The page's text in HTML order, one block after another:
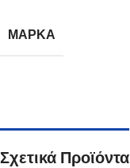
ΜΆΡΚΑ
Σχετικά Προϊόντα